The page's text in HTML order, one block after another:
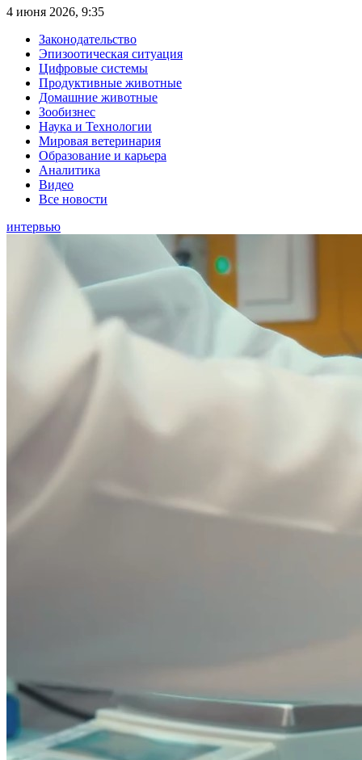
4 июня 2026, 9:35
Законодательство
Эпизоотическая ситуация
Цифровые системы
Продуктивные животные
Домашние животные
Зообизнес
Наука и Технологии
Мировая ветеринария
Образование и карьера
Аналитика
Видео
Все новости
интервью